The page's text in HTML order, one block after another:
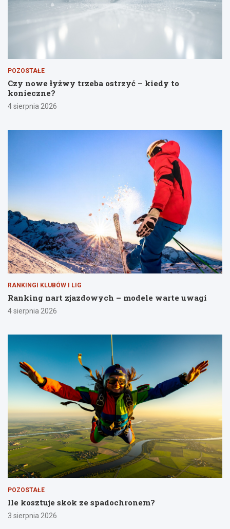
POZOSTAŁE
Czy nowe łyżwy trzeba ostrzyć – kiedy to
konieczne?
4 sierpnia 2026
RANKINGI KLUBÓW I LIG
Ranking nart zjazdowych – modele warte uwagi
4 sierpnia 2026
POZOSTAŁE
Ile kosztuje skok ze spadochronem?
3 sierpnia 2026